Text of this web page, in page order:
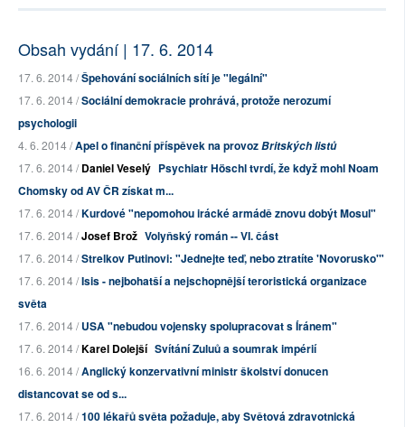
Obsah vydání | 17. 6. 2014
17. 6. 2014 /Špehování sociálních sítí je "legální"
17. 6. 2014 /Sociální demokracie prohrává, protože nerozumí
psychologii
4. 6. 2014 /Apel o finanční příspěvek na provozBritských listů
17. 6. 2014 /Daniel Veselý Psychiatr Höschl tvrdí, že když mohl Noam
Chomsky od AV ČR získat m...
17. 6. 2014 /Kurdové "nepomohou irácké armádě znovu dobýt Mosul"
17. 6. 2014 /Josef Brož Volyňský román -- VI. část
17. 6. 2014 /Strelkov Putinovi: "Jednejte teď, nebo ztratíte 'Novorusko'"
17. 6. 2014 /Isis - nejbohatší a nejschopnější teroristická organizace
světa
17. 6. 2014 /USA "nebudou vojensky spolupracovat s Íránem"
17. 6. 2014 /Karel Dolejší Svítání Zuluů a soumrak impérií
16. 6. 2014 /Anglický konzervativní ministr školství donucen
distancovat se od s...
17. 6. 2014 /100 lékařů světa požaduje, aby Světová zdravotnická